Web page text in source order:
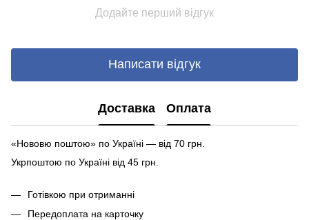
Додайте перший відгук
Написати відгук
Доставка Оплата
«Нововю поштою» по Україні — від 70 грн.
Укрпоштою по Україні від 45 грн.
Готівкою при отриманні
Передоплата на карточку